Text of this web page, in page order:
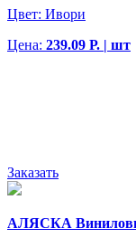
Цвет: Ивори
Цена: 239.09 Р. | шт
Заказать
АЛЯСКА